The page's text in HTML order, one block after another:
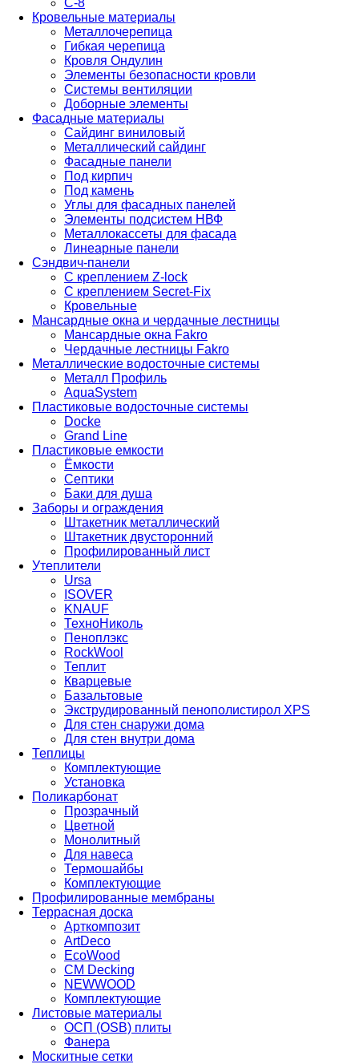
С-8
Кровельные материалы
Металлочерепица
Гибкая черепица
Кровля Ондулин
Элементы безопасности кровли
Системы вентиляции
Доборные элементы
Фасадные материалы
Сайдинг виниловый
Металлический сайдинг
Фасадные панели
Под кирпич
Под камень
Углы для фасадных панелей
Элементы подсистем НВФ
Металлокассеты для фасада
Линеарные панели
Сэндвич-панели
С креплением Z-lock
С креплением Secret-Fix
Кровельные
Мансардные окна и чердачные лестницы
Мансардные окна Fakro
Чердачные лестницы Fakro
Металлические водосточные системы
Металл Профиль
AquaSystem
Пластиковые водосточные системы
Docke
Grand Line
Пластиковые емкости
Ёмкости
Септики
Баки для душа
Заборы и ограждения
Штакетник металлический
Штакетник двусторонний
Профилированный лист
Утеплители
Ursa
ISOVER
KNAUF
ТехноНиколь
Пеноплэкс
RockWool
Теплит
Кварцевые
Базальтовые
Экструдированный пенополистирол XPS
Для стен снаружи дома
Для стен внутри дома
Теплицы
Комплектующие
Установка
Поликарбонат
Прозрачный
Цветной
Монолитный
Для навеса
Термошайбы
Комплектующие
Профилированные мембраны
Террасная доска
Арткомпозит
ArtDeco
EcoWood
CM Decking
NEWWOOD
Комплектующие
Листовые материалы
ОСП (OSB) плиты
Фанера
Москитные сетки